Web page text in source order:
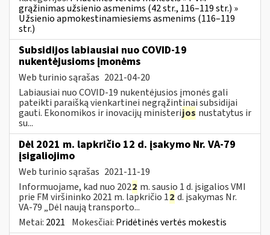
grąžinimas užsienio asmenims (42 str., 116–119 str.) »
Užsienio apmokestinamiesiems asmenims (116–119
str.)
Subsidijos labiausiai nuo COVID-19
nukentėjusioms įmonėms
Web turinio sąrašas 2021-04-20
Labiausiai nuo COVID-19 nukentėjusios įmonės gali
pateikti paraišką vienkartinei negrąžintinai subsidijai
gauti. Ekonomikos ir inovacijų ministerijos nustatytus ir
su...
Dėl 2021 m. lapkričio 12 d. įsakymo Nr. VA-79
įsigaliojimo
Web turinio sąrašas 2021-11-19
Informuojame, kad nuo 2022 m. sausio 1 d. įsigalios VMI
prie FM viršininko 2021 m. lapkričio 12 d. įsakymas Nr.
VA-79 „Dėl naują transporto...
Metai: 2021 Mokesčiai: Pridėtinės vertės mokestis